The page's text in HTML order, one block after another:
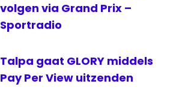
volgen via Grand Prix –
Sportradio
Talpa gaat GLORY middels
Pay Per View uitzenden